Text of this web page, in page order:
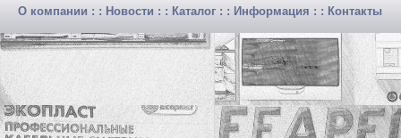
О компании : : Новости : : Каталог : : Информация : : Контакты